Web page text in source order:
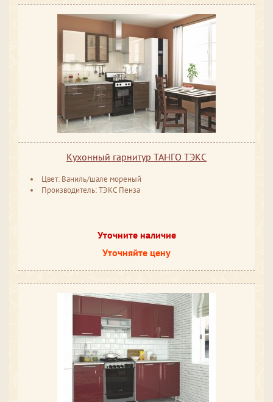
Кухонный гарнитур ТАНГО ТЭКС
Цвет: Ваниль/шале мореный
Производитель: ТЭКС Пенза
Уточните наличие
Уточняйте цену